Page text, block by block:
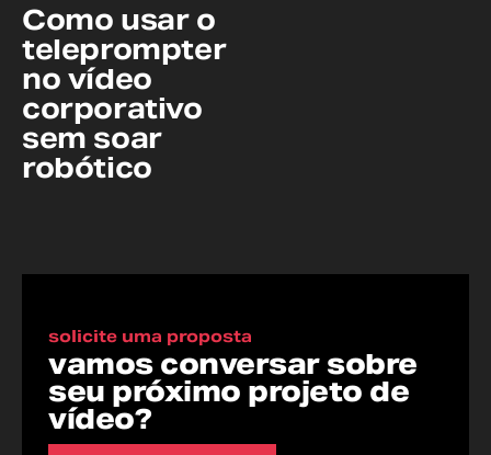
Como usar o
teleprompter
no vídeo
corporativo
sem soar
robótico
solicite uma proposta
vamos conversar sobre
seu próximo projeto de
vídeo?